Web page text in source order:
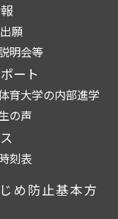
願
明会等
ート
育大学の内部進学
の声
刻表
め防止基本方